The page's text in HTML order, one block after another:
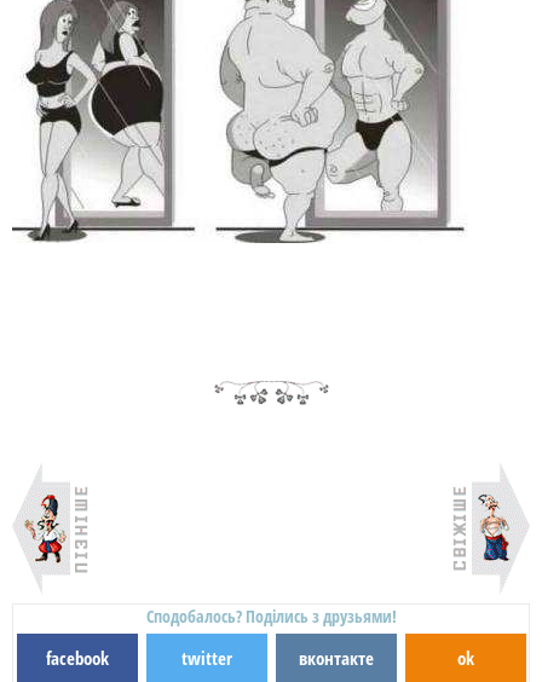
Сподобалось? Поділись з друзьями!
facebook twitter вконтакте ok